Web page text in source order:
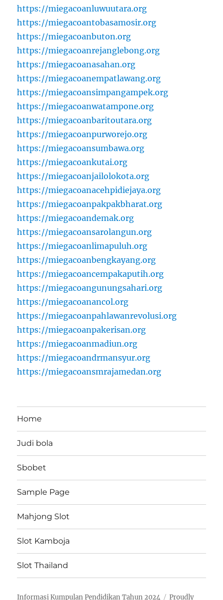
https://miegacoanluwuutara.org
https://miegacoantobasamosir.org
https://miegacoanbuton.org
https://miegacoanrejanglebong.org
https://miegacoanasahan.org
https://miegacoanempatlawang.org
https://miegacoansimpangampek.org
https://miegacoanwatampone.org
https://miegacoanbaritoutara.org
https://miegacoanpurworejo.org
https://miegacoansumbawa.org
https://miegacoankutai.org
https://miegacoanjailolokota.org
https://miegacoanacehpidiejaya.org
https://miegacoanpakpakbharat.org
https://miegacoandemak.org
https://miegacoansarolangun.org
https://miegacoanlimapuluh.org
https://miegacoanbengkayang.org
https://miegacoancempakaputih.org
https://miegacoangunungsahari.org
https://miegacoanancol.org
https://miegacoanpahlawanrevolusi.org
https://miegacoanpakerisan.org
https://miegacoanmadiun.org
https://miegacoandrmansyur.org
https://miegacoansmrajamedan.org
Home
Judi bola
Sbobet
Sample Page
Mahjong Slot
Slot Kamboja
Slot Thailand
Informasi Kumpulan Pendidikan Tahun 2024 Proudly